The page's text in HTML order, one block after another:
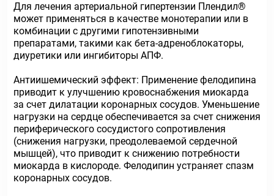
Для лечения артериальной гипертензии Плендил®
может применяться в качестве монотерапии или в
комбинации с другими гипотензивными
препаратами, такими как бета-адреноблокаторы,
диуретики или ингибиторы АПФ.
Антиишемический эффект: Применение фелодипина
приводит к улучшению кровоснабжения миокарда
за счет дилатации коронарных сосудов. Уменьшение
нагрузки на сердце обеспечивается за счет снижения
периферического сосудистого сопротивления
(снижения нагрузки, преодолеваемой сердечной
мышцей), что приводит к снижению потребности
миокарда в кислороде. Фелодипин устраняет спазм
коронарных сосудов.